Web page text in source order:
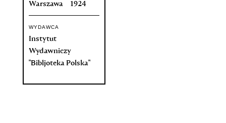
Warszawa 1924
WYDAWCA
Instytut
Wydawniczy
"Bibljoteka Polska"